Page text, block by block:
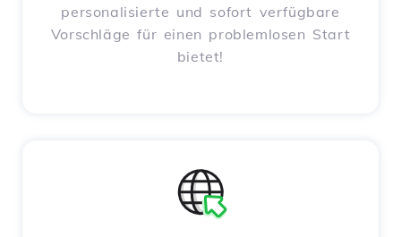
personalisierte und sofort verfügbare
Vorschläge für einen problemlosen Start
bietet!